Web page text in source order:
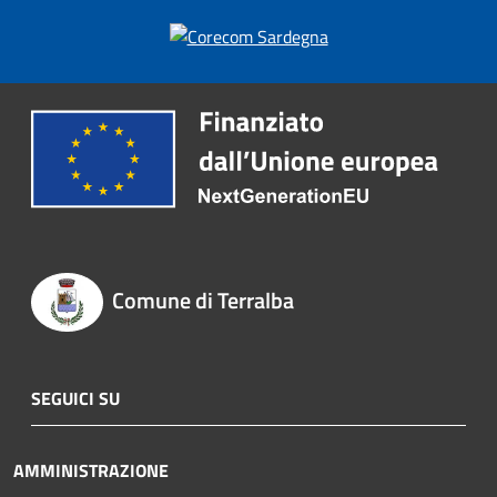
Comune di Terralba
SEGUICI SU
AMMINISTRAZIONE